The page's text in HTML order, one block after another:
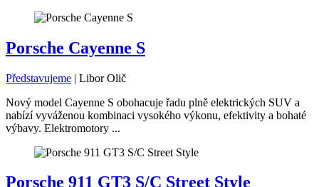
Porsche Cayenne S
Představujeme | Libor Olič
Nový model Cayenne S obohacuje řadu plně elektrických SUV a
nabízí vyváženou kombinaci vysokého výkonu, efektivity a bohaté
výbavy. Elektromotory ...
Porsche 911 GT3 S/C Street Style